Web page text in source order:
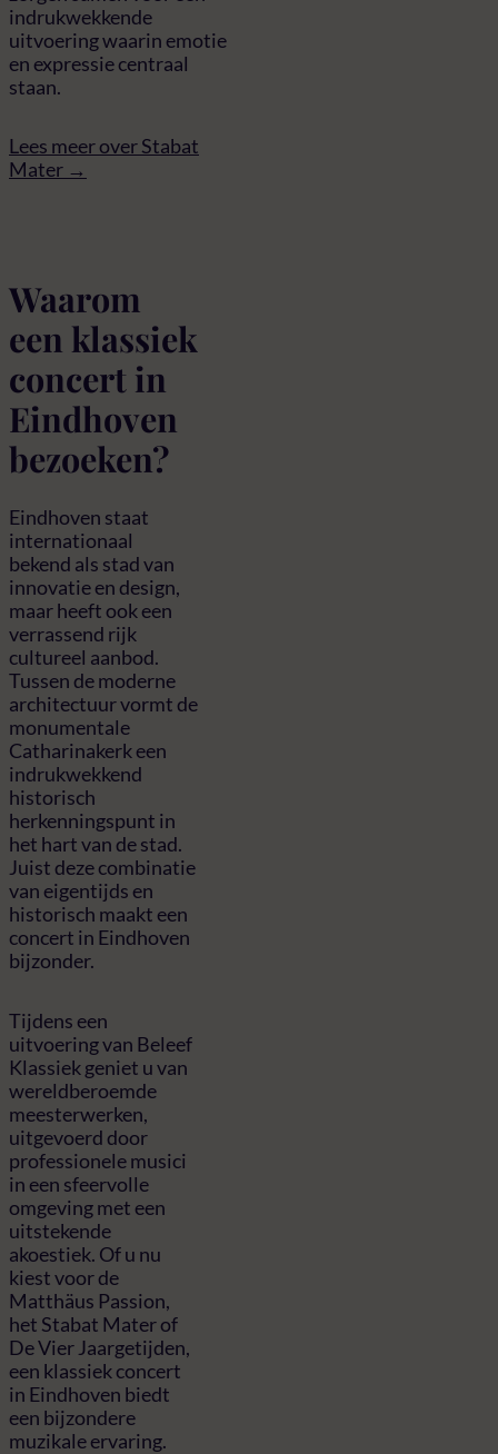
indrukwekkende
uitvoering waarin emotie
en expressie centraal
staan.
Lees meer over Stabat
Mater →
Waarom
een klassiek
concert in
Eindhoven
bezoeken?
Eindhoven staat
internationaal
bekend als stad van
innovatie en design,
maar heeft ook een
verrassend rijk
cultureel aanbod.
Tussen de moderne
architectuur vormt de
monumentale
Catharinakerk een
indrukwekkend
historisch
herkenningspunt in
het hart van de stad.
Juist deze combinatie
van eigentijds en
historisch maakt een
concert in Eindhoven
bijzonder.
Tijdens een
uitvoering van Beleef
Klassiek geniet u van
wereldberoemde
meesterwerken,
uitgevoerd door
professionele musici
in een sfeervolle
omgeving met een
uitstekende
akoestiek. Of u nu
kiest voor de
Matthäus Passion,
het Stabat Mater of
De Vier Jaargetijden,
een klassiek concert
in Eindhoven biedt
een bijzondere
muzikale ervaring.